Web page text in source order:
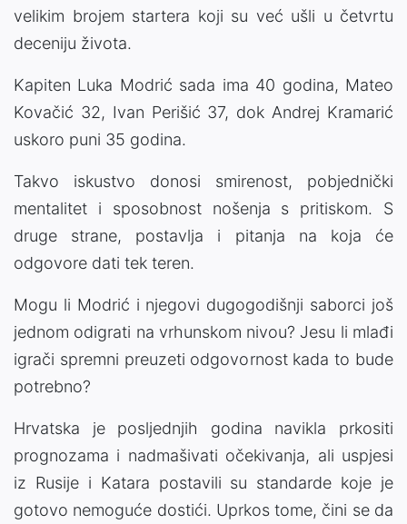
velikim brojem startera koji su već ušli u četvrtu
deceniju života.
Kapiten Luka Modrić sada ima 40 godina, Mateo
Kovačić 32, Ivan Perišić 37, dok Andrej Kramarić
uskoro puni 35 godina.
Takvo iskustvo donosi smirenost, pobjednički
mentalitet i sposobnost nošenja s pritiskom. S
druge strane, postavlja i pitanja na koja će
odgovore dati tek teren.
Mogu li Modrić i njegovi dugogodišnji saborci još
jednom odigrati na vrhunskom nivou? Jesu li mlađi
igrači spremni preuzeti odgovornost kada to bude
potrebno?
Hrvatska je posljednjih godina navikla prkositi
prognozama i nadmašivati očekivanja, ali uspjesi
iz Rusije i Katara postavili su standarde koje je
gotovo nemoguće dostići. Uprkos tome, čini se da